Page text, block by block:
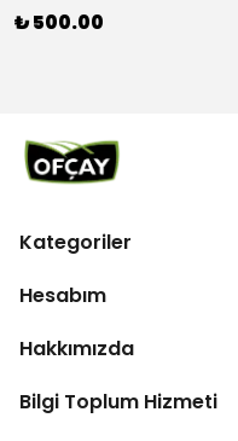
₺ 500.00
Kategoriler
Hesabım
Hakkımızda
Bilgi Toplum Hizmeti